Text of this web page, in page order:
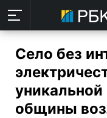
Село без
уникальной
общины